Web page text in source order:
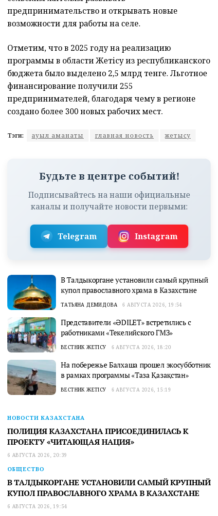
предпринимательство и открывать новые
возможности для работы на селе.
Отметим, что в 2025 году на реализацию
программы в области Жетісу из республиканского
бюджета было выделено 2,5 млрд тенге. Льготное
финансирование получили 255
предпринимателей, благодаря чему в регионе
создано более 300 новых рабочих мест.
Тэги: ауыл аманаты главная новость жетысу
Будьте в центре событий!
Подписывайтесь на наши официальные
каналы и получайте новости первыми:
Telegram Instagram
В Талдыкоргане установили самый крупный
купол православного храма в Казахстане
ТАТЬЯНА ДЕМИДОВА 6 АВГУСТА 2026, 19:54
Представители «ӘDILET» встретились с
работниками «Текелийского ГМЗ»
ВЕСТНИК ЖЕТІСУ 6 АВГУСТА 2026, 18:20
На побережье Балхаша прошел экосубботник
в рамках программы «Таза Қазақстан»
ВЕСТНИК ЖЕТІСУ 6 АВГУСТА 2026, 15:19
НОВОСТИ КАЗАХСТАНА
ПОЛИЦИЯ КАЗАХСТАНА ПРИСОЕДИНИЛАСЬ К
ПРОЕКТУ «ЧИТАЮЩАЯ НАЦИЯ»
6 АВГУСТА 2026, 20:39
ОБЩЕСТВО
В ТАЛДЫКОРГАНЕ УСТАНОВИЛИ САМЫЙ КРУПНЫЙ
КУПОЛ ПРАВОСЛАВНОГО ХРАМА В КАЗАХСТАНЕ
6 АВГУСТА 2026, 19:54